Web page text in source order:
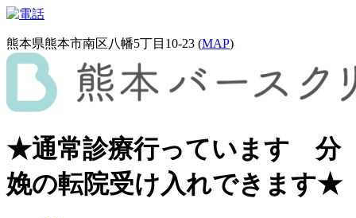
熊本県熊本市南区八幡5丁目10-23 (MAP)
★通常診療行っています 分
娩の転院受け入れできます★